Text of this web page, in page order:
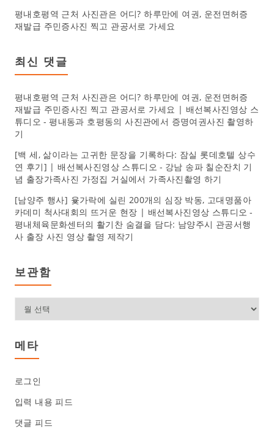
평내호평역 근처 사진관은 어디? 하루만에 여권, 운전면허증
재발급 주민증사진 찍고 관공서로 가세요
최신 댓글
평내호평역 근처 사진관은 어디? 하루만에 여권, 운전면허증
재발급 주민증사진 찍고 관공서로 가세요 | 배선복사진영상 스
튜디오 -평내동과 호평동의 사진관에서 증명여권사진 촬영하
기
[백 세, 삶이라는 고귀한 문장을 기록하다: 잠실 롯데호텔 상수
연 후기] | 배선복사진영상 스튜디오 - 강남 송파 칠순잔치 기
념 출장가족사진 가정집 거실에서 가족사진촬영 하기
[남양주 행사] 윷가락에 실린 200개의 심장 박동, 고대명품아
카데미 척사대회의 뜨거운 현장 | 배선복사진영상 스튜디오 -
평내체육문화센터의 활기찬 숨결을 담다: 남양주시 관공서행
사 출장 사진 영상 촬영 제작기
보관함보
관
함
메타
로그인
입력 내용 피드
댓글 피드